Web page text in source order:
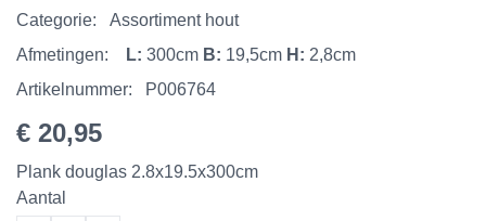
Categorie:
Assortiment hout
Afmetingen:
L: 300cm B: 19,5cm H: 2,8cm
Artikelnummer:
P006764
€ 20,95
Plank douglas 2.8x19.5x300cm
Aantal